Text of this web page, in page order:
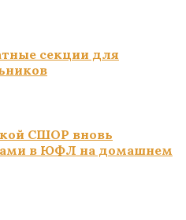
секции для
СШОР вновь
в ЮФЛ на домашнем